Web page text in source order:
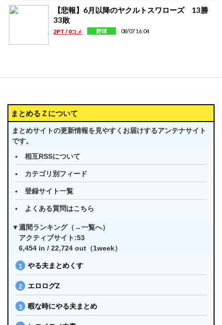
【悲報】6月以降のヤクルトスワローズ 13勝
33敗
2PT / 0コメ 野球 08/07 16:04
まとめるＺについて
まとめサイトの更新情報を見やすくお届けするアンテナサイト
です。
相互RSSについて
カテゴリ別フィード
登録サイト一覧
よくある質問はこちら
▼週間ランキング（→一覧へ）
アクティブサイト:53
6,454 in / 22,724 out（1week）
やる夫まとめくす
エロログZ
暇な時にやる夫まとめ